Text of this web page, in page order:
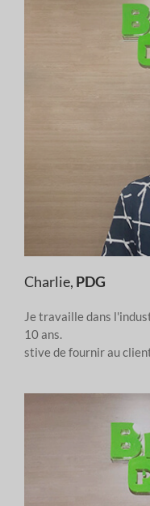
Charlie, PDG
Je travaille dans
10 ans.
stive de fournir au